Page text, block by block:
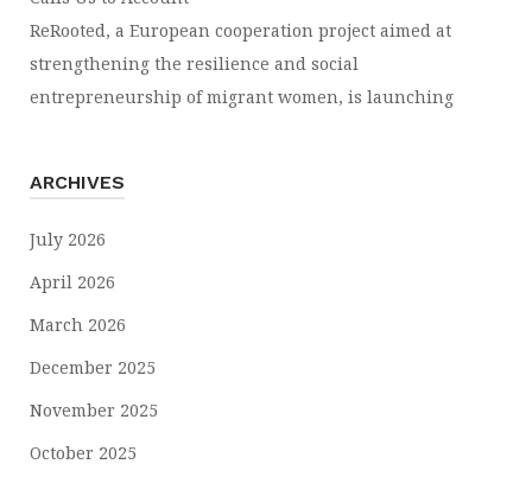
ReRooted, a European cooperation project aimed at
strengthening the resilience and social
entrepreneurship of migrant women, is launching
ARCHIVES
July 2026
April 2026
March 2026
December 2025
November 2025
October 2025